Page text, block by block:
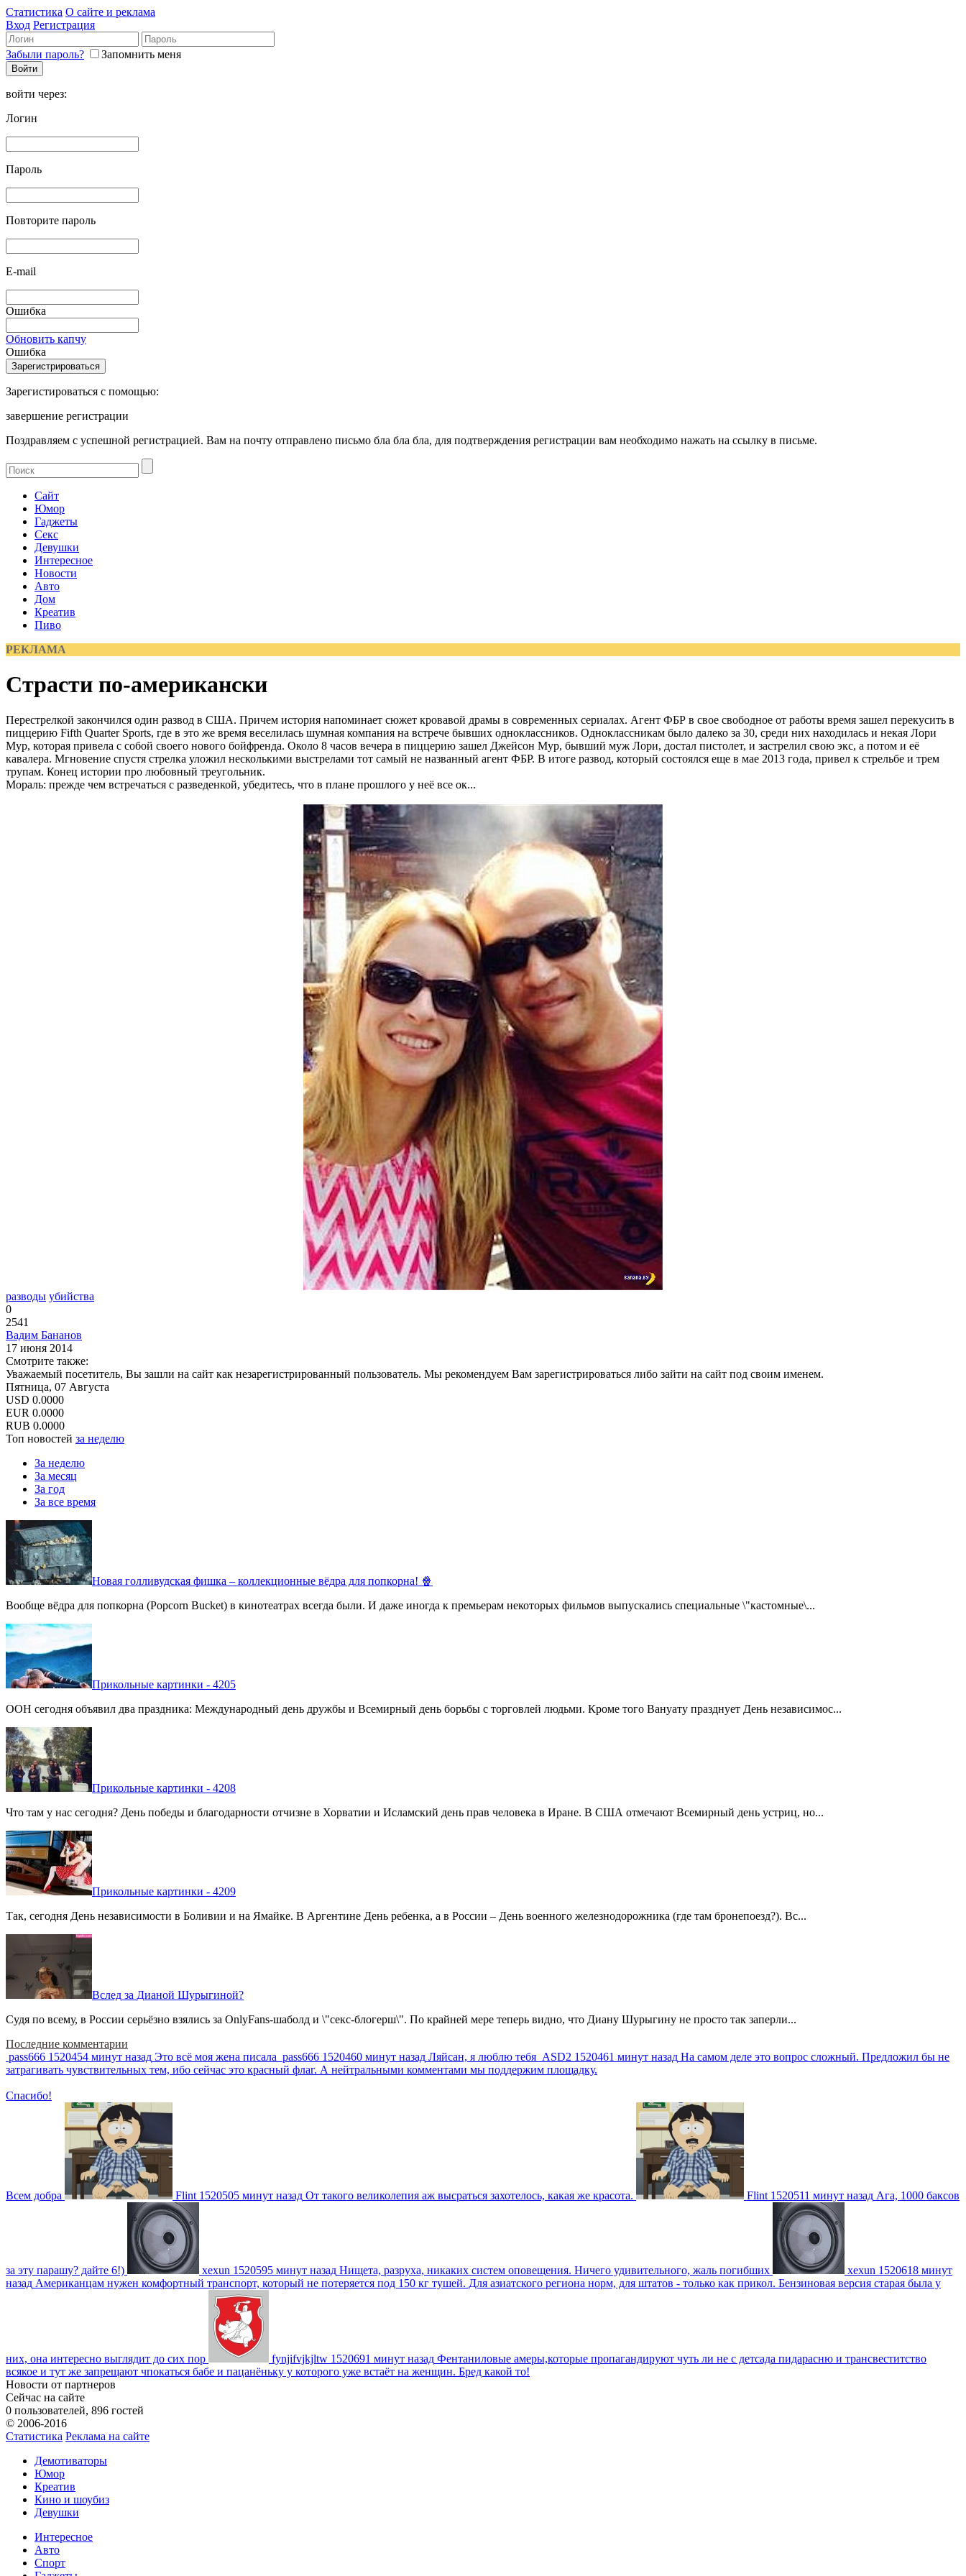
Статистика О сайте и реклама
Вход Регистрация
Забыли пароль? Запомнить меня
войти через:
Логин
Пароль
Повторите пароль
E-mail
Ошибка
Обновить капчу
Ошибка
Зарегистироваться с помощью:
завершение регистрации
Поздравляем с успешной регистрацией. Вам на почту отправлено письмо бла бла бла, для подтверждения регистрации вам необходимо нажать на ссылку в письме.
Сайт
Юмор
Гаджеты
Секс
Девушки
Интересное
Новости
Авто
Дом
Креатив
Пиво
РЕКЛАМА
Страсти по-американски
Перестрелкой закончился один развод в США. Причем история напоминает сюжет кровавой драмы в современных сериалах. Агент ФБР в свое свободное от работы время зашел перекусить в
пиццерию Fifth Quarter Sports, где в это же время веселилась шумная компания на встрече бывших одноклассников. Одноклассникам было далеко за 30, среди них находилась и некая Лори
Мур, которая привела с собой своего нового бойфренда. Около 8 часов вечера в пиццерию зашел Джейсон Мур, бывший муж Лори, достал пистолет, и застрелил свою экс, а потом и её
кавалера. Мгновение спустя стрелка уложил несколькими выстрелами тот самый не названный агент ФБР. В итоге развод, который состоялся еще в мае 2013 года, привел к стрельбе и трем
трупам. Конец истории про любовный треугольник.
Мораль: прежде чем встречаться с разведенкой, убедитесь, что в плане прошлого у неё все ок...
разводы убийства
0
2541
Вадим Бананов
17 июня 2014
Смотрите также:
Уважаемый посетитель, Вы зашли на сайт как незарегистрированный пользователь. Мы рекомендуем Вам зарегистрироваться либо зайти на сайт под своим именем.
Пятница, 07 Августа
USD 0.0000
EUR 0.0000
RUB 0.0000
Топ новостей за неделю
За неделю
За месяц
За год
За все время
Новая голливудская фишка – коллекционные вёдра для попкорна! 🍿
Вообще вёдра для попкорна (Popcorn Bucket) в кинотеатрах всегда были. И даже иногда к премьерам некоторых фильмов выпускались специальные \"кастомные\...
Прикольные картинки - 4205
ООН сегодня объявил два праздника: Международный день дружбы и Всемирный день борьбы с торговлей людьми. Кроме того Вануату празднует День независимос...
Прикольные картинки - 4208
Что там у нас сегодня? День победы и благодарности отчизне в Хорватии и Исламский день прав человека в Иране. В США отмечают Всемирный день устриц, но...
Прикольные картинки - 4209
Так, сегодня День независимости в Боливии и на Ямайке. В Аргентине День ребенка, а в России – День военного железнодорожника (где там бронепоезд?). Вс...
Вслед за Дианой Шурыгиной?
Судя по всему, в России серьёзно взялись за OnlyFans-шаболд и \"секс-блогерш\". По крайней мере теперь видно, что Диану Шурыгину не просто так заперли...
Последние комментарии
pass666 1520454 минут назад Это всё моя жена писала pass666 1520460 минут назад Ляйсан, я люблю тебя ASD2 1520461 минут назад На самом деле это вопрос сложный. Предложил бы не
затрагивать чувствительных тем, ибо сейчас это красный флаг. А нейтральными комментами мы поддержим площадку.
Спасибо!
Всем добра Flint 1520505 минут назад От такого великолепия аж высраться захотелось, какая же красота. Flint 1520511 минут назад Ага, 1000 баксов
за эту парашу? дайте 6!) xexun 1520595 минут назад Нищета, разруха, никаких систем оповещения. Ничего удивительного, жаль погибших xexun 1520618 минут
назад Американцам нужен комфортный транспорт, который не потеряется под 150 кг тушей. Для азиатского региона норм, для штатов - только как прикол. Бензиновая версия старая была у
них, она интересно выглядит до сих пор fynjifvjkjltw 1520691 минут назад Фентаниловые амеры,которые пропагандируют чуть ли не с детсада пидарасню и трансвеститство
всякое и тут же запрещают чпокаться бабе и пацанёньку у которого уже встаёт на женщин. Бред какой то!
Новости от партнеров
Сейчас на сайте
0 пользователей, 896 гостей
© 2006-2016
Статистика Реклама на сайте
Демотиваторы
Юмор
Креатив
Кино и шоубиз
Девушки
Интересное
Авто
Спорт